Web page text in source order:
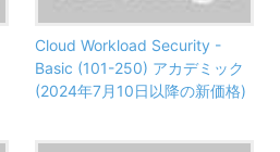
Cloud Workload Security -
Basic (101-250) アカデミック
(2024年7月10日以降の新価格)